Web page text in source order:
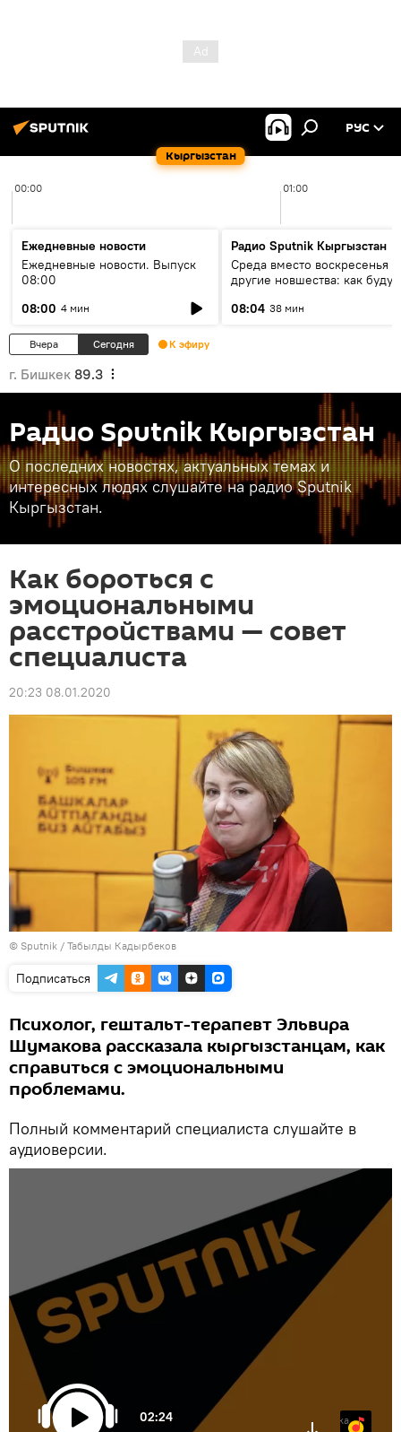
Кыргызстан
РУС
00:00 01:00
Ежедневные новости
Ежедневные новости. Выпуск
08:00
08:00 4 мин
Радио Sputnik Кыргызстан
Среда вместо воскресенья и
другие новшества: как будут
08:04 38 мин
Вчера Сегодня К эфиру
г. Бишкек 89.3
Радио Sputnik Кыргызстан
О последних новостях, актуальных темах и
интересных людях слушайте на радио Sputnik
Кыргызстан.
Как бороться с
эмоциональными
расстройствами — совет
специалиста
20:23 08.01.2020
© Sputnik / Табылды Кадырбеков
Подписаться
Психолог, гештальт-терапевт Эльвира
Шумакова рассказала кыргызстанцам, как
справиться с эмоциональными
проблемами.
Полный комментарий специалиста слушайте в
аудиоверсии.
02:24 Яндекс.Музыка